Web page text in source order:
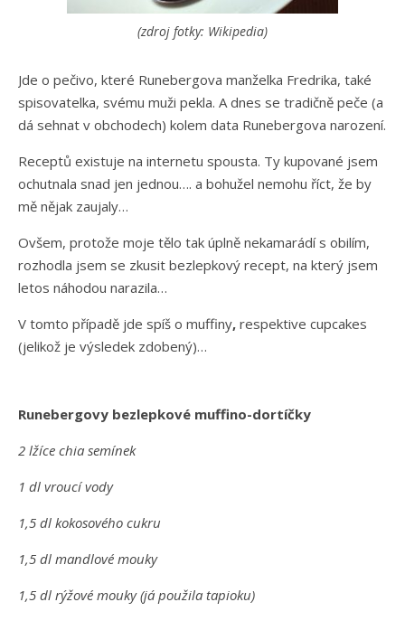
(zdroj fotky: Wikipedia)
Jde o pečivo, které Runebergova manželka Fredrika, také
spisovatelka, svému muži pekla. A dnes se tradičně peče (a
dá sehnat v obchodech) kolem data Runebergova narození.
Receptů existuje na internetu spousta. Ty kupované jsem
ochutnala snad jen jednou…. a bohužel nemohu říct, že by
mě nějak zaujaly…
Ovšem, protože moje tělo tak úplně nekamarádí s obilím,
rozhodla jsem se zkusit bezlepkový recept, na který jsem
letos náhodou narazila…
V tomto případě jde spíš o muffiny, respektive cupcakes
(jelikož je výsledek zdobený)…
Runebergovy bezlepkové muffino-dortíčky
2 lžíce chia semínek
1 dl vroucí vody
1,5 dl kokosového cukru
1,5 dl mandlové mouky
1,5 dl rýžové mouky (já použila tapioku)